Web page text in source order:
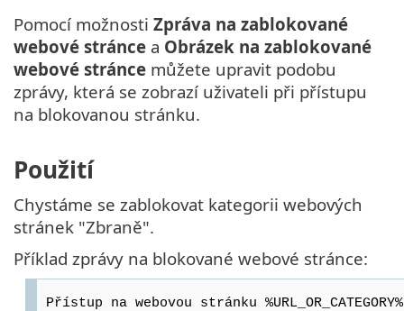
Pomocí možnosti Zpráva na zablokované
webové stránce a Obrázek na zablokované
webové stránce můžete upravit podobu
zprávy, která se zobrazí uživateli při přístupu
na blokovanou stránku.
Použití
Chystáme se zablokovat kategorii webových
stránek "Zbraně".
Příklad zprávy na blokované webové stránce:
Přístup na webovou stránku